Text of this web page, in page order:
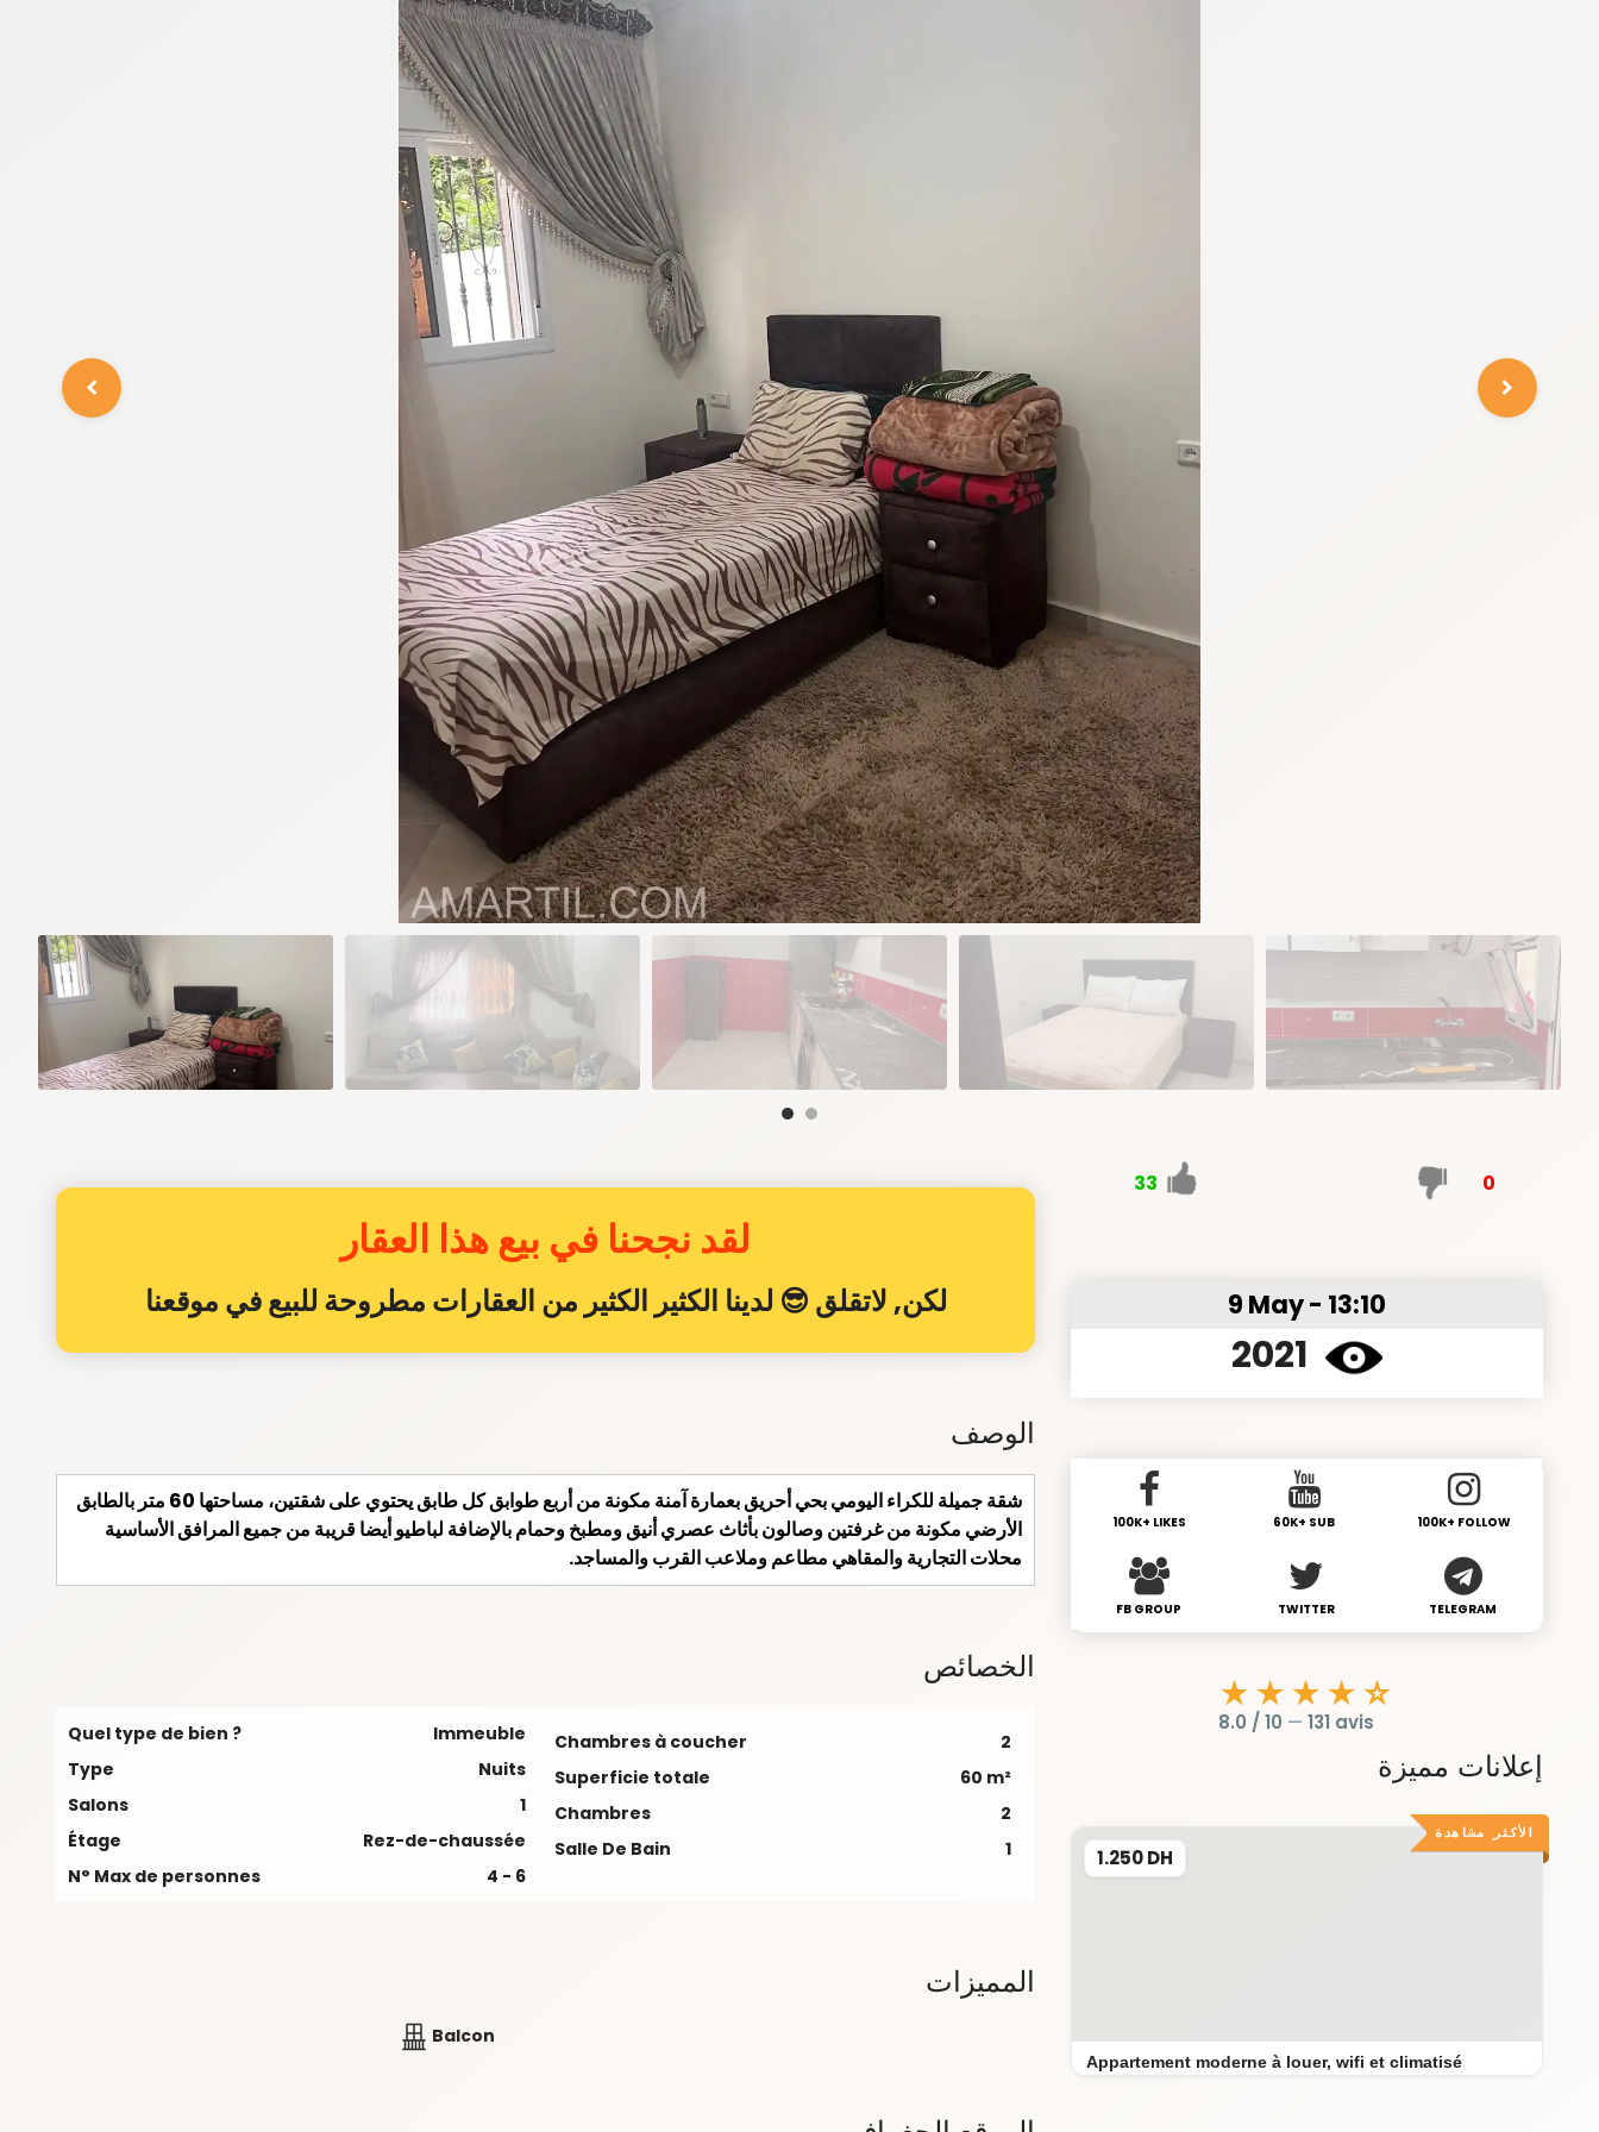
لقد نجحنا في بيع هذا العقار
لكن, لاتقلق 😎 لدينا الكثير الكثير من العقارات مطروحة للبيع في موقعنا
الوصف
شقة جميلة للكراء اليومي بحي أحريق بعمارة آمنة مكونة من أربع طوابق كل طابق يحتوي على شقتين، مساحتها 60 متر بالطابق
الأرضي مكونة من غرفتين وصالون بأثاث عصري أنيق ومطبخ وحمام بالإضافة لباطيو أيضا قريبة من جميع المرافق الأساسية
محلات التجارية والمقاهي مطاعم وملاعب القرب والمساجد.
الخصائص
Quel type de bien ?
Immeuble
Type
Nuits
Salons
1
Étage
Rez-de-chaussée
N° Max de personnes
4 - 6
Chambres à coucher
2
Superficie totale
60 m²
Chambres
2
Salle De Bain
1
المميزات
Balcon
33 0
9 May - 13:10
2021
100K+ LIKES 60K+ SUB 100K+ FOLLOW
FB GROUP TWITTER TELEGRAM
★★★★☆
8.0 / 10 — 131 avis
إعلانات مميزة
الأكثر مشاهدة
1.250 DH
Appartement moderne à louer, wifi et climatisé